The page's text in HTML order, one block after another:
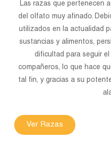
Las razas que pertenecen
del olfato muy afinado.
utilizados en la actualidad
sustancias y alimentos,
dificultad para seguir
compañeros, lo que hace
tal fin, y gracias a su
Ver Razas